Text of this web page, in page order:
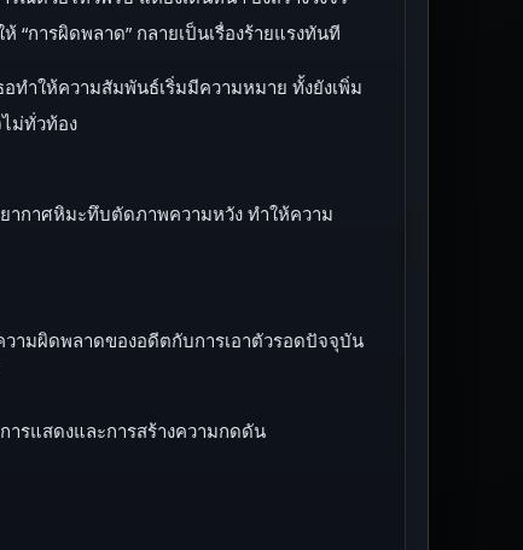
การผิดพลาด” กลายเป็นเรื่องร้ายแรงทันที
ทำให้ความสัมพันธ์เริ่มมีความหมาย ทั้งยังเพิ่ม
ม่ทั่วท้อง
ากาศหิมะทึบตัดภาพความหวัง ทำให้ความ
วามผิดพลาดของอดีตกับการเอาตัวรอดปัจจุบัน
รแสดงและการสร้างความกดดัน